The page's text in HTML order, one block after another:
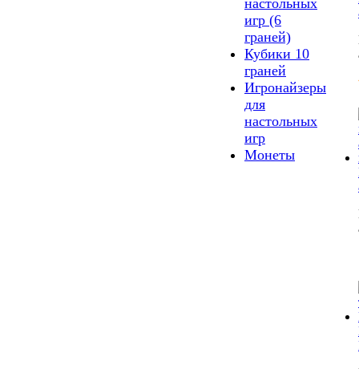
настольных
игр (6
граней)
Кубики 10
граней
Игронайзеры
для
настольных
игр
Монеты